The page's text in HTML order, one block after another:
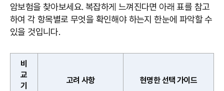
암보험을 찾아보세요. 복잡하게 느껴진다면 아래 표를 참고
하여 각 항목별로 무엇을 확인해야 하는지 한눈에 파악할 수
있을 것입니다.
비
교
기
고려 사항 현명한 선택 가이드